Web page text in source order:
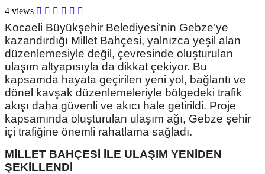
4 views
Kocaeli Büyükşehir Belediyesi’nin Gebze’ye
kazandırdığı Millet Bahçesi, yalnızca yeşil alan
düzenlemesiyle değil, çevresinde oluşturulan
ulaşım altyapısıyla da dikkat çekiyor. Bu
kapsamda hayata geçirilen yeni yol, bağlantı ve
dönel kavşak düzenlemeleriyle bölgedeki trafik
akışı daha güvenli ve akıcı hale getirildi. Proje
kapsamında oluşturulan ulaşım ağı, Gebze şehir
içi trafiğine önemli rahatlama sağladı.
MİLLET BAHÇESİ İLE ULAŞIM YENİDEN
ŞEKİLLENDİ